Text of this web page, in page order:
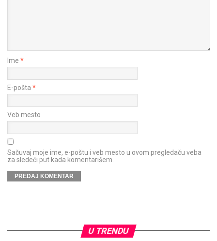
Ime *
E-pošta *
Veb mesto
Sačuvaj moje ime, e-poštu i veb mesto u ovom pregledaču veba
za sledeći put kada komentarišem.
U TRENDU